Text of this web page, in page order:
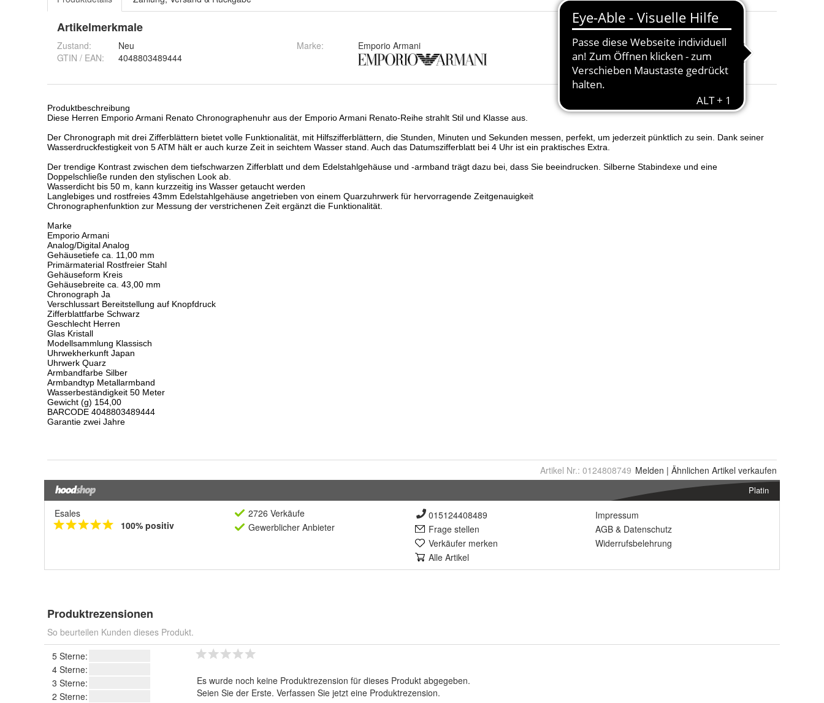
Artikelmerkmale
Zustand:
Neu
GTIN / EAN:
4048803489444
Marke: Emporio Armani
Artikel Nr.: 0124808749 Melden | Ähnlichen Artikel verkaufen
Platin
Esales
100% positiv
2726 Verkäufe
Gewerblicher Anbieter
015124408489
Frage stellen
Verkäufer merken
Alle Artikel
Impressum
AGB & Datenschutz
Widerrufsbelehrung
Produktrezensionen
So beurteilen Kunden dieses Produkt.
5 Sterne:
4 Sterne:
3 Sterne:
2 Sterne:
Es wurde noch keine Produktrezension für dieses Produkt abgegeben.
Seien Sie der Erste. Verfassen Sie jetzt eine Produktrezension.